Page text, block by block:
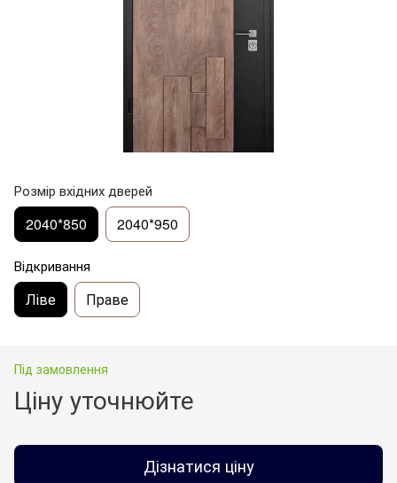
Розмір вхідних дверей
2040*850 2040*950
Відкривання
Ліве Праве
Під замовлення
Ціну уточнюйте
Дізнатися ціну